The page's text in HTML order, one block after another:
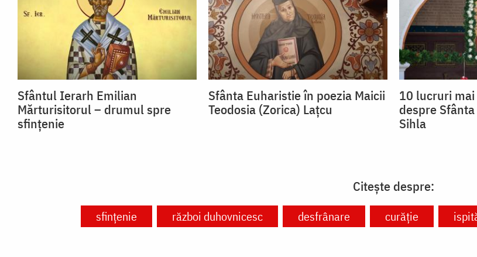
Sfântul Ierarh Emilian
Mărturisitorul – drumul spre
sfințenie
Sfânta Euharistie în poezia Maicii
Teodosia (Zorica) Lațcu
10 lucruri
despre
Sihla
Citește despre:
sfințenie război duhovnicesc desfrânare curăție